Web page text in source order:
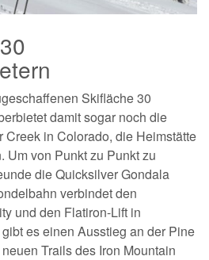
Skifläche 30
damit sogar noch die
Creek in Colorado, die Heimstätte
Um von Punkt zu Punkt zu
die Quicksilver Gondala
verbindet den
und den Flatiron-Lift in
es einen Ausstieg an der Pine
Trails des Iron Mountain